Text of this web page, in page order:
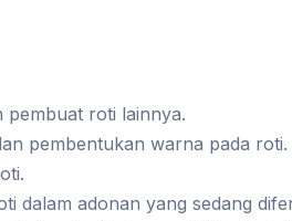
roti lainnya.
pembentukan warna pada roti.
dalam adonan yang sedang